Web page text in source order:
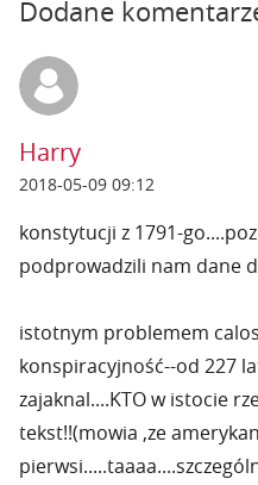
Dodane
Harry
2018-05-09 09:12
konstytucji z 1791-
podprowadzili nam dane
istotnym problemem
konspiracyjność--od 227
zajaknal....KTO w istocie
tekst!!(mowia ,ze